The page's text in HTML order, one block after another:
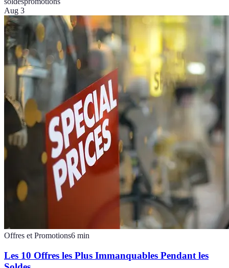
Aug 3
Offres et Promotions6 min
Les 10 Offres les Plus Immanquables Pendant les